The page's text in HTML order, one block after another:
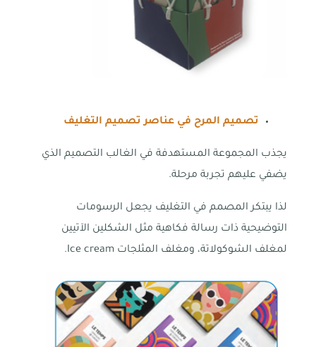
تصميم المرح في عناصر تصميم التغليف
يجذب المجموعة المستهدفة في الغالب التصميم الذي
يضفي عليهم تجربة مرحلة.
لذا يبتكر المصمم في التغليف يجعل الرسومات
التوضيحية ذات رسالة فكاهية مثل الشكلين الآتيين
لمغلف الشوكولاتة، ومغلف المثلجات Ice cream.